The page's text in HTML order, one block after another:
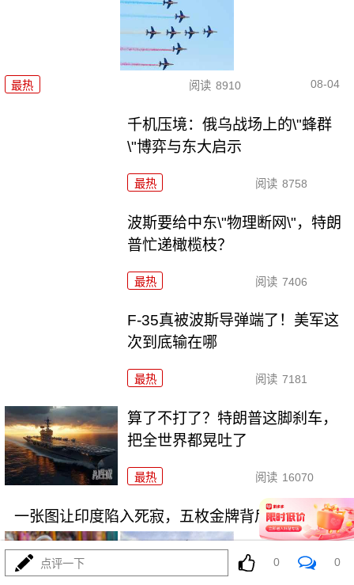
最热 阅读 8910 08-04
千机压境：俄乌战场上的\"蜂群
\"博弈与东大启示
最热 阅读 8758
波斯要给中东\"物理断网\"，特朗
普忙递橄榄枝？
最热 阅读 7406
F-35真被波斯导弹端了！美军这
次到底输在哪
最热 阅读 7181
算了不打了？特朗普这脚刹车，
把全世界都晃吐了
最热 阅读 16070
一张图让印度陷入死寂，五枚金牌背后的终极真相
点评一下 0 0